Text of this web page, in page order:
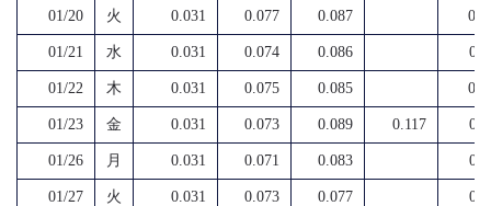
01/20 火 0.031 0.077 0.087
01/21 水 0.031 0.074 0.086
01/22 木 0.031 0.075 0.085
01/23 金 0.031 0.073 0.089 0.117
01/26 月 0.031 0.071 0.083
01/27 火 0.031 0.073 0.077